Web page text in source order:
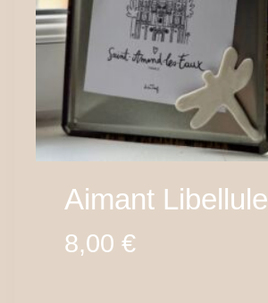
Aimant Libellule
8,00 €